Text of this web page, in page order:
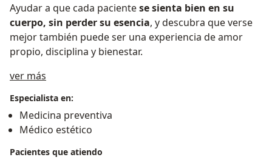
Ayudar a que cada pacientese sienta bien en su
cuerpo, sin perder su esencia, y descubra que verse
mejor también puede ser una experiencia de amor
propio, disciplina y bienestar.
ver más
Especialista en:
Medicina preventiva
Médico estético
Pacientes que atiendo